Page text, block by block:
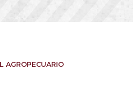
AGROPECUARIO